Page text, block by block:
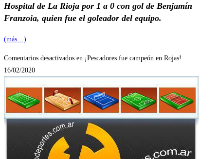
Hospital de La Rioja por 1 a 0 con gol de Benjamín
Franzoia, quien fue el goleador del equipo.
(más…)
Comentarios desactivados en ¡Pescadores fue campeón en Rojas!
16/02/2020